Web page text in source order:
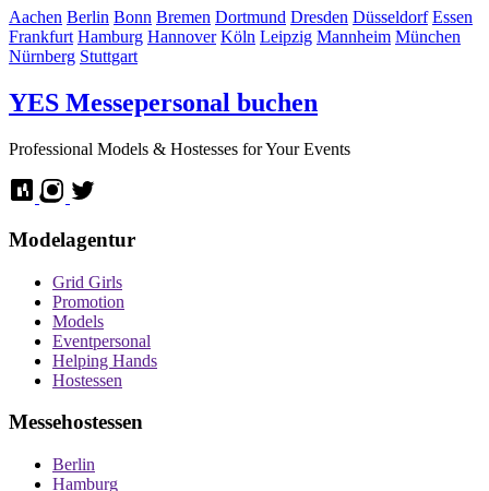
Aachen Berlin Bonn Bremen Dortmund Dresden Düsseldorf Essen
Frankfurt Hamburg Hannover Köln Leipzig Mannheim München
Nürnberg Stuttgart
YES Messepersonal buchen
Professional Models & Hostesses for Your Events
Modelagentur
Grid Girls
Promotion
Models
Eventpersonal
Helping Hands
Hostessen
Messehostessen
Berlin
Hamburg